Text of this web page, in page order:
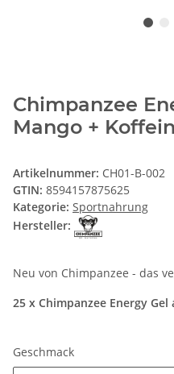
Chimpanzee
Mango + Koffein
Artikelnummer: CH01-B-002
GTIN: 8594157875625
Kategorie: Sportnahrung
Hersteller:
Neu von Chimpanzee - das
25 x Chimpanzee Energy Gel
Geschmack